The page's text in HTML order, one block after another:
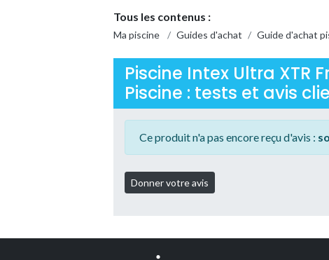
Tous les contenus :
Ma piscine / Guides d'achat / Guide d'achat
Piscine Intex Ultra XTR
Piscine : tests et avis
Ce produit n'a pas encore reçu d'avis :